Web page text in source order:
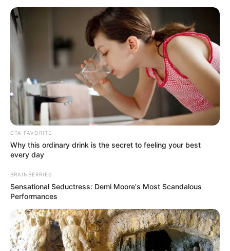
4. Entah apa tujuannya membeli banyak penggaris
yang akhirnya bisa jadi dekorasi ruangan
CTA FAVORITE
Why this ordinary drink is the secret to feeling your best
every day
BRAINBERRIES
Sensational Seductress: Demi Moore's Most Scandalous
Performances